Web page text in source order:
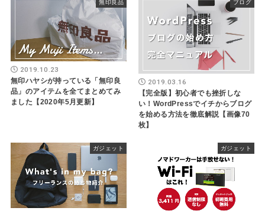
無印良品
2019.10.23
無印ハヤシが持っている「無印良
品」のアイテムを全てまとめてみ
ました【2020年5月更新】
ブログ
2019.03.16
【完全版】初心者でも挫折しな
い！WordPressでイチからブログ
を始める方法を徹底解説【画像70
枚】
ガジェット ガジェット